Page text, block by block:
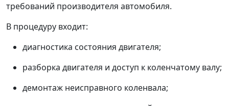
требований производителя автомобиля.
В процедуру входит:
диагностика состояния двигателя;
разборка двигателя и доступ к коленчатому валу;
демонтаж неисправного коленвала;